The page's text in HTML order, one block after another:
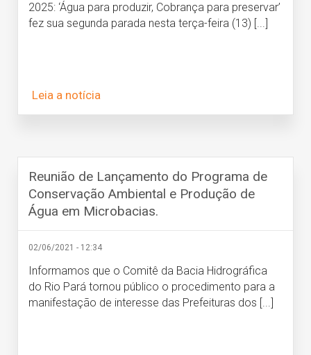
2025: ‘Água para produzir, Cobrança para preservar’
fez sua segunda parada nesta terça-feira (13) [...]
Leia a notícia
Reunião de Lançamento do Programa de
Conservação Ambiental e Produção de
Água em Microbacias.
02/06/2021 - 12:34
Informamos que o Comitê da Bacia Hidrográfica
do Rio Pará tornou público o procedimento para a
manifestação de interesse das Prefeituras dos [...]